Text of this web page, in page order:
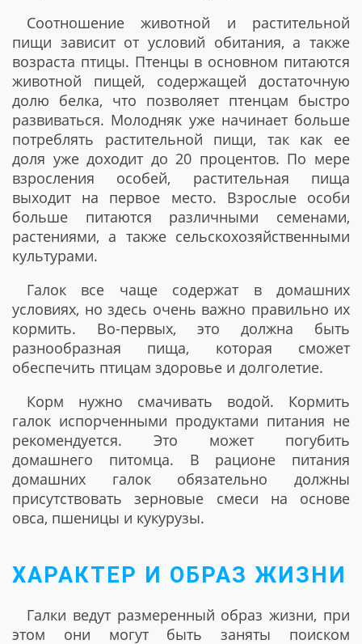
Соотношение животной и растительной
пищи зависит от условий обитания, а также
возраста птицы. Птенцы в основном питаются
животной пищей, содержащей достаточную
долю белка, что позволяет птенцам быстро
развиваться. Молодняк уже начинает больше
потреблять растительной пищи, так как ее
доля уже доходит до 20 процентов. По мере
взросления особей, растительная пища
выходит на первое место. Взрослые особи
больше питаются различными семенами,
растениями, а также сельскохозяйственными
культурами.
Галок все чаще содержат в домашних
условиях, но здесь очень важно правильно их
кормить. Во-первых, это должна быть
разнообразная пища, которая сможет
обеспечить птицам здоровье и долголетие.
Корм нужно смачивать водой. Кормить
галок испорченными продуктами питания не
рекомендуется. Это может погубить
домашнего питомца. В рационе питания
домашних галок обязательно должны
присутствовать зерновые смеси на основе
овса, пшеницы и кукурузы.
ХАРАКТЕР И ОБРАЗ ЖИЗНИ
Галки ведут размеренный образ жизни, при
этом они могут быть заняты поиском